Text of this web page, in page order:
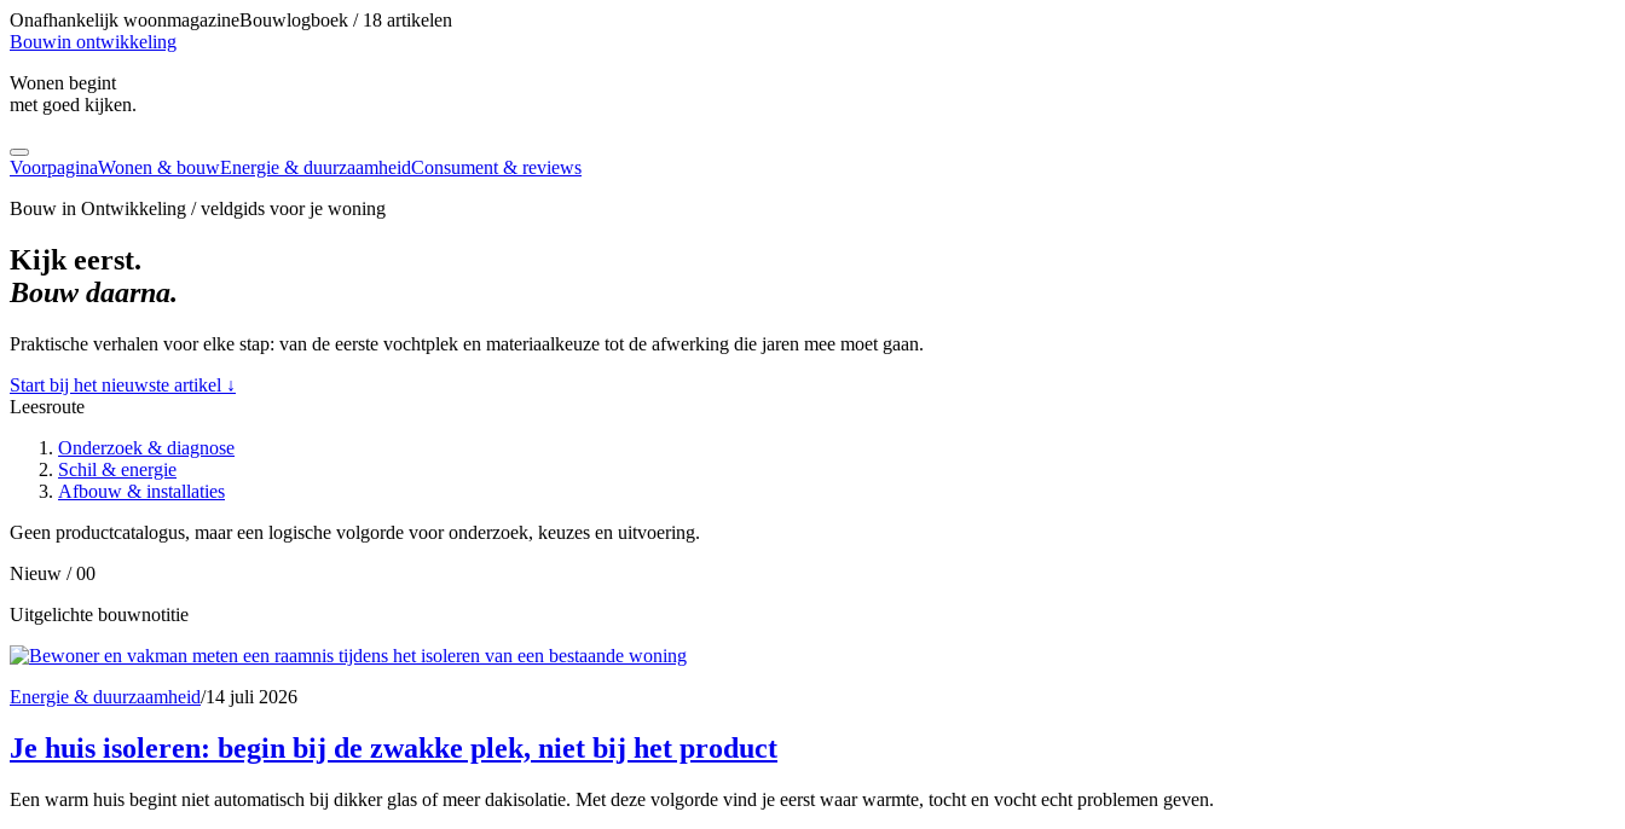
Onafhankelijk woonmagazineBouwlogboek / 18 artikelen
Bouwin ontwikkeling
Wonen begint
met goed kijken.
VoorpaginaWonen & bouwEnergie & duurzaamheidConsument & reviews
Bouw in Ontwikkeling / veldgids voor je woning
Kijk eerst.
Bouw daarna.
Praktische verhalen voor elke stap: van de eerste vochtplek en materiaalkeuze tot de afwerking die jaren mee moet gaan.
Start bij het nieuwste artikel ↓
Leesroute
Onderzoek & diagnose
Schil & energie
Afbouw & installaties
Geen productcatalogus, maar een logische volgorde voor onderzoek, keuzes en uitvoering.
Nieuw / 00
Uitgelichte bouwnotitie
Energie & duurzaamheid/14 juli 2026
Je huis isoleren: begin bij de zwakke plek, niet bij het product
Een warm huis begint niet automatisch bij dikker glas of meer dakisolatie. Met deze volgorde vind je eerst waar warmte, tocht en vocht echt problemen geven.